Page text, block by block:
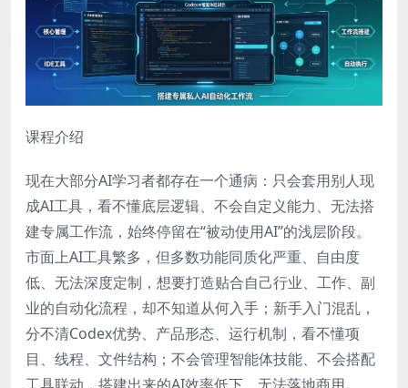
课程介绍
现在大部分AI学习者都存在一个通病：只会套用别人现
成AI工具，看不懂底层逻辑、不会自定义能力、无法搭
建专属工作流，始终停留在“被动使用AI”的浅层阶段。
市面上AI工具繁多，但多数功能同质化严重、自由度
低、无法深度定制，想要打造贴合自己行业、工作、副
业的自动化流程，却不知道从何入手；新手入门混乱，
分不清Codex优势、产品形态、运行机制，看不懂项
目、线程、文件结构；不会管理智能体技能、不会搭配
工具联动，搭建出来的AI效率低下、无法落地商用。